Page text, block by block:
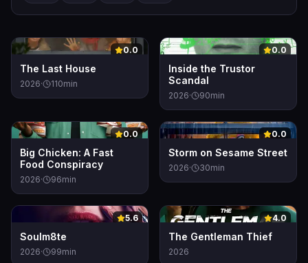
0 0.0
The Last House
2026· 110min
0 0.0
Inside the Trustor
Scandal
2026· 90min
0 0.0
Big Chicken: A Fast
Food Conspiracy
2026· 96min
0 0.0
Storm on Sesame Street
2026· 30min
0 5.6
Soulm8te
2026· 99min
0 4.0
The Gentleman Thief
2026